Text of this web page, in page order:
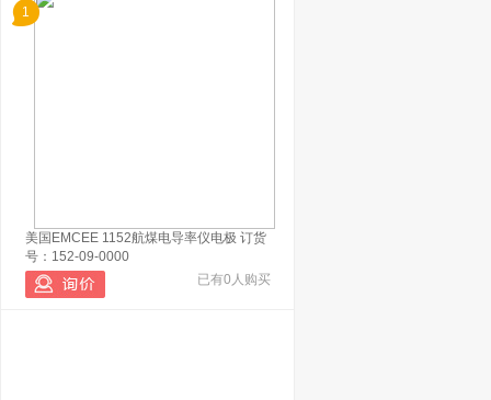
1
美国EMCEE 1152航煤电导率仪电极 订货
号：152-09-0000
已有0人购买